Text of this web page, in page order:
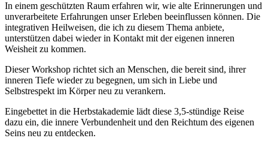
In einem geschützten Raum erfahren wir, wie alte Erinnerungen und
unverarbeitete Erfahrungen unser Erleben beeinflussen können. Die
integrativen Heilweisen, die ich zu diesem Thema anbiete,
unterstützen dabei wieder in Kontakt mit der eigenen inneren
Weisheit zu kommen.
Dieser Workshop richtet sich an Menschen, die bereit sind, ihrer
inneren Tiefe wieder zu begegnen, um sich in Liebe und
Selbstrespekt im Körper neu zu verankern.
Eingebettet in die Herbstakademie lädt diese 3,5-stündige Reise
dazu ein, die innere Verbundenheit und den Reichtum des eigenen
Seins neu zu entdecken.